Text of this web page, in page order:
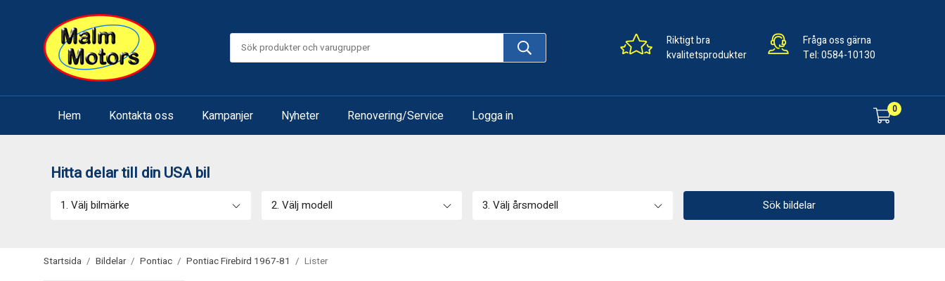
Riktigt bra
kvalitetsprodukter
Fråga oss gärna
Tel:0584-10130
Hem Kontakta oss Kampanjer Nyheter Renovering/Service Logga in 0
Hitta delar till din USA bil
1. Välj bilmärke 2. Välj modell 3. Välj årsmodell Sök bildelar
Startsida / Bildelar / Pontiac / Pontiac Firebird 1967-81 / Lister